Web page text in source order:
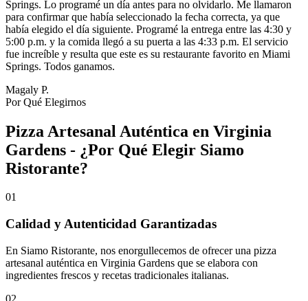
Springs. Lo programé un día antes para no olvidarlo. Me llamaron
para confirmar que había seleccionado la fecha correcta, ya que
había elegido el día siguiente. Programé la entrega entre las 4:30 y
5:00 p.m. y la comida llegó a su puerta a las 4:33 p.m. El servicio
fue increíble y resulta que este es su restaurante favorito en Miami
Springs. Todos ganamos.
Magaly P.
Por Qué Elegirnos
Pizza Artesanal Auténtica en Virginia
Gardens - ¿Por Qué Elegir Siamo
Ristorante?
01
Calidad y Autenticidad Garantizadas
En Siamo Ristorante, nos enorgullecemos de ofrecer una pizza
artesanal auténtica en Virginia Gardens que se elabora con
ingredientes frescos y recetas tradicionales italianas.
02